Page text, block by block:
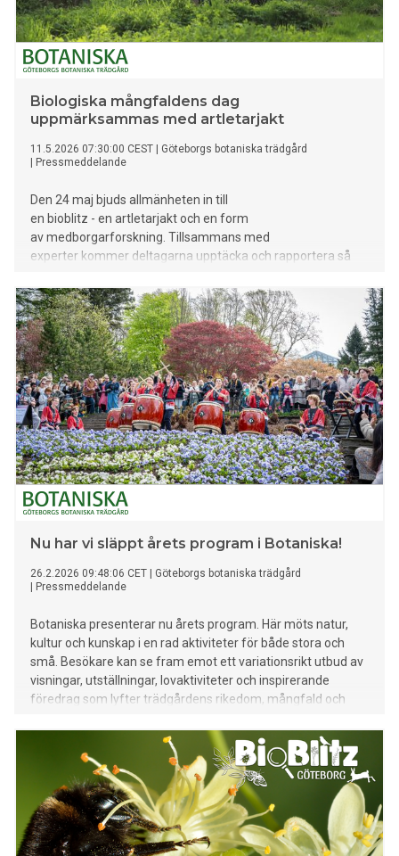
Biologiska mångfaldens dag
uppmärksammas med artletarjakt
11.5.2026 07:30:00 CEST
Göteborgs botaniska trädgård
Pressmeddelande
Den 24 maj bjuds allmänheten in till
en bioblitz - en artletarjakt och en form
av medborgarforskning. Tillsammans med
experter kommer deltagarna upptäcka och rapportera så
samtidigt som de får upp ögonen för arter runt omkring oss.
Nu har vi släppt årets program i Botaniska!
26.2.2026 09:48:06 CET
Göteborgs botaniska trädgård
Pressmeddelande
Botaniska presenterar nu årets program. Här möts natur,
kultur och kunskap i en rad aktiviteter för både stora och
små. Besökare kan se fram emot ett variationsrikt utbud av
visningar, utställningar, lovaktiviteter och inspirerande
föredrag som lyfter trädgårdens rikedom, mångfald och